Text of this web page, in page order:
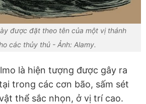
được đặt theo tên của một vị thánh
các thủy thủ - Ảnh: Alamy.
là hiện tượng được gây ra
trong các cơn bão, sấm sét
thể sắc nhọn, ở vị trí cao.